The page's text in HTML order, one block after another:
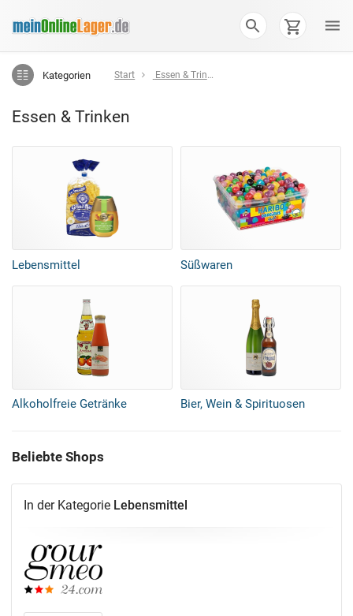
Kategorien Start Essen & Trinken
Essen & Trinken
Lebensmittel Süßwaren
Alkoholfreie Getränke Bier, Wein & Spirituosen
Beliebte Shops
In der Kategorie Lebensmittel